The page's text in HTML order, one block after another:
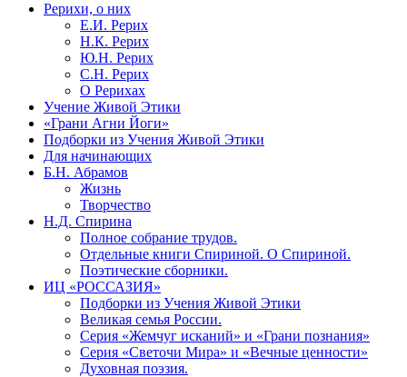
Рерихи, о них
Е.И. Рерих
Н.К. Рерих
Ю.Н. Рерих
С.Н. Рерих
О Рерихах
Учение Живой Этики
«Грани Агни Йоги»
Подборки из Учения Живой Этики
Для начинающих
Б.Н. Абрамов
Жизнь
Творчество
Н.Д. Спирина
Полное собрание трудов.
Отдельные книги Спириной. О Спириной.
Поэтические сборники.
ИЦ «РОССАЗИЯ»
Подборки из Учения Живой Этики
Великая семья России.
Серия «Жемчуг исканий» и «Грани познания»
Серия «Светочи Мира» и «Вечные ценности»
Духовная поэзия.